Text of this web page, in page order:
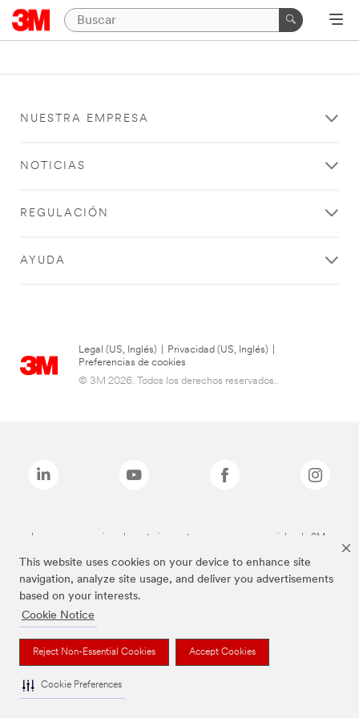
This website uses cookies on your device to enhance site
navigation, analyze site usage, and deliver you advertisements
based on your interests.
Cookie Notice
Reject Non-Essential Cookies Accept Cookies
Cookie Preferences
NUESTRA EMPRESA
NOTICIAS
REGULACIÓN
AYUDA
Legal (US, Inglés) Privacidad (US, Inglés)
Preferencias de cookies
© 3M 2026. Todos los derechos reservados..
Las marcas mencionadas anteriormente son marcas comerciales de 3M.